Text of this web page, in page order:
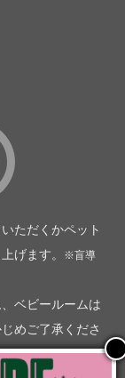
ただくかペット
げます。
※盲導
ベビールームは
めご了承くださ